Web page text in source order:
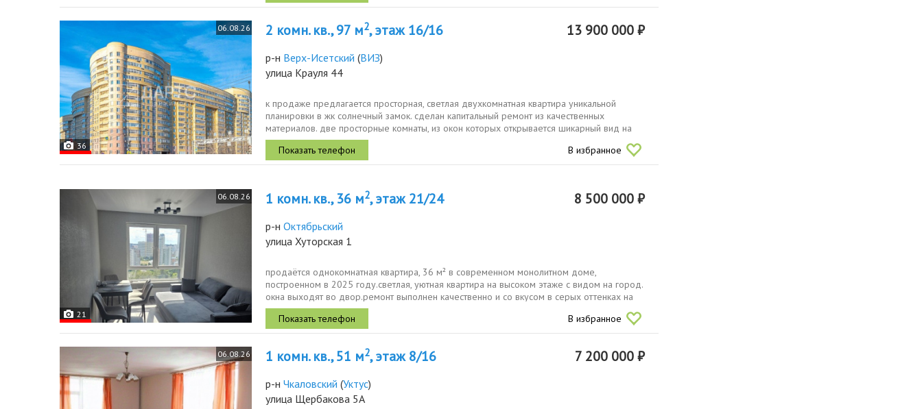
06.08.26
36
2 комн. кв., 97 м2, этаж 16/16 13 900 000 ₽
р-н Верх-Исетский (ВИЗ)
улица Крауля 44
к продаже предлагается просторная, светлая двухкомнатная квартира уникальной
планировки в жк солнечный замок. сделан капитальный ремонт из качественных
материалов. две просторные комнаты, из окон которых открывается шикарный вид на
центр города,...
В избранное
06.08.26
21
1 комн. кв., 36 м2, этаж 21/24 8 500 000 ₽
р-н Октябрьский
улица Хуторская 1
продаётся однокомнатная квартира, 36 м² в современном монолитном доме,
построенном в 2025 году.светлая, уютная квартира на высоком этаже с видом на город.
окна выходят во двор.ремонт выполнен качественно и со вкусом в серых оттенках на
стенах обои...
В избранное
06.08.26 1 комн. кв., 51 м2, этаж 8/16 7 200 000 ₽
р-н Чкаловский (Уктус)
улица Щербакова 5А